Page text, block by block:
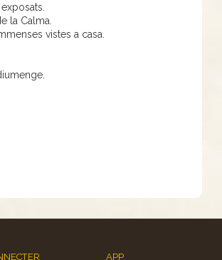
la Calma.
vistes a casa.
APP